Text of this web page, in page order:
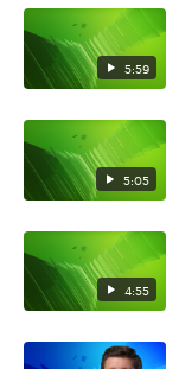
5:59
5:05
4:55